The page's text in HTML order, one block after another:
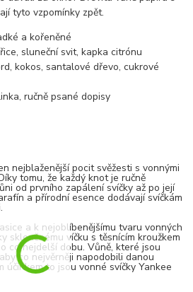
tyto vzpomínky zpět.
a kořeněné
sluneční svit, kapka citrónu
kokos, santalové dřevo, cukrové
ručně psané dopisy
nejblaženější pocit svěžesti s vonnými
tomu, že každý knot je ručně
od prvního zapálení svíčky až po její
a přírodní esence dodávají svíčkám
a k nejoblíbenějšímu tvaru vonných
skleněnému víčku s těsnícím kroužkem
co nejdelší dobu. Vůně, které jsou
co nejvěrněji napodobili danou
to jsou vonné svíčky Yankee